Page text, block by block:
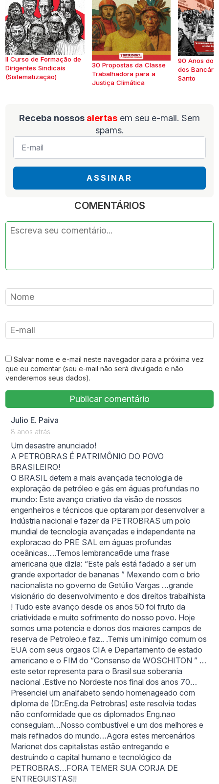
II Curso de Formação de
Dirigentes Sindicais
(Sistematização)
30 Propostas da Classe
Trabalhadora para a
Justiça Climática
90 Anos do
dos
Santo
Receba nossos alertas em seu e-mail. Sem
spams.
E-
mail
ASSINAR
COMENTÁRIOS
Salvar nome e e-mail neste navegador para a próxima vez
que eu comentar (seu e-mail não será divulgado e não
venderemos seus dados).
Julio E. Paiva
8 anos atrás
Um desastre anunciado!
A PETROBRAS É PATRIMÔNIO DO POVO
BRASILEIRO!
O BRASIL detem a mais avançada tecnologia de
exploração de petróleo e gás em águas profundas no
mundo: Este avanço criativo da visão de nossos
engenheiros e técnicos que optaram por desenvolver a
indústria nacional e fazer da PETROBRAS um polo
mundial de tecnologia avançadas e independente na
exploracao do PRE SAL em águas profundas
oceânicas….Temos lembranca6de uma frase
americana que dizia: “Este país está fadado a ser um
grande exportador de bananas ” Mexendo com o brio
nacionalista no governo de Getúlio Vargas …grande
visionário do desenvolvimento e dos direitos trabalhista
! Tudo este avanço desde os anos 50 foi fruto da
criatividade e muito sofrimento do nosso povo. Hoje
somos uma potencia e donos dos maiores campos de
reserva de Petroleo.e faz.. .Temis um inimigo comum os
EUA com seus orgaos CIA e Departamento de estado
americano e o FIM do “Consenso de WOSCHITON ” …
este setor representa para o Brasil sua soberania
nacional .Estive no Nordeste nos final dos anos 70…
Presenciei um analfabeto sendo homenageado com
diploma de (Dr:Eng.da Petrobras) este resolvia todas
não conformidade que os diplomados Eng.nao
conseguiam…Nosso combustível e um dos melhores e
mais refinados do mundo…Agora estes mercenários
Marionet dos capitalistas estão entregando e
destruindo o capital humano e tecnológico da
PETROBRAS…FORA TEMER SUA CORJA DE
ENTREGUISTAS!!